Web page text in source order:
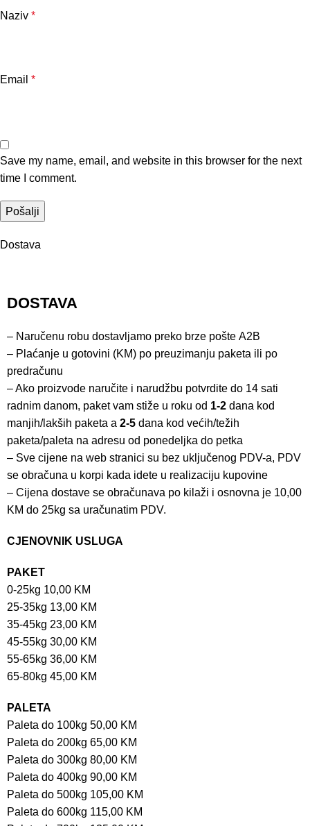
Naziv *
Email *
Save my name, email, and website in this browser for the next
time I comment.
Dostava
DOSTAVA
– Naručenu robu dostavljamo preko brze pošte A2B
– Plaćanje u gotovini (KM) po preuzimanju paketa ili po
predračunu
– Ako proizvode naručite i narudžbu potvrdite do 14 sati
radnim danom, paket vam stiže u roku od 1-2 dana kod
manjih/lakših paketa a 2-5 dana kod većih/težih
paketa/paleta na adresu od ponedeljka do petka
– Sve cijene na web stranici su bez uključenog PDV-a, PDV
se obračuna u korpi kada idete u realizaciju kupovine
– Cijena dostave se obračunava po kilaži i osnovna je 10,00
KM do 25kg sa uračunatim PDV.
CJENOVNIK USLUGA
PAKET
0-25kg 10,00 KM
25-35kg 13,00 KM
35-45kg 23,00 KM
45-55kg 30,00 KM
55-65kg 36,00 KM
65-80kg 45,00 KM
PALETA
Paleta do 100kg 50,00 KM
Paleta do 200kg 65,00 KM
Paleta do 300kg 80,00 KM
Paleta do 400kg 90,00 KM
Paleta do 500kg 105,00 KM
Paleta do 600kg 115,00 KM